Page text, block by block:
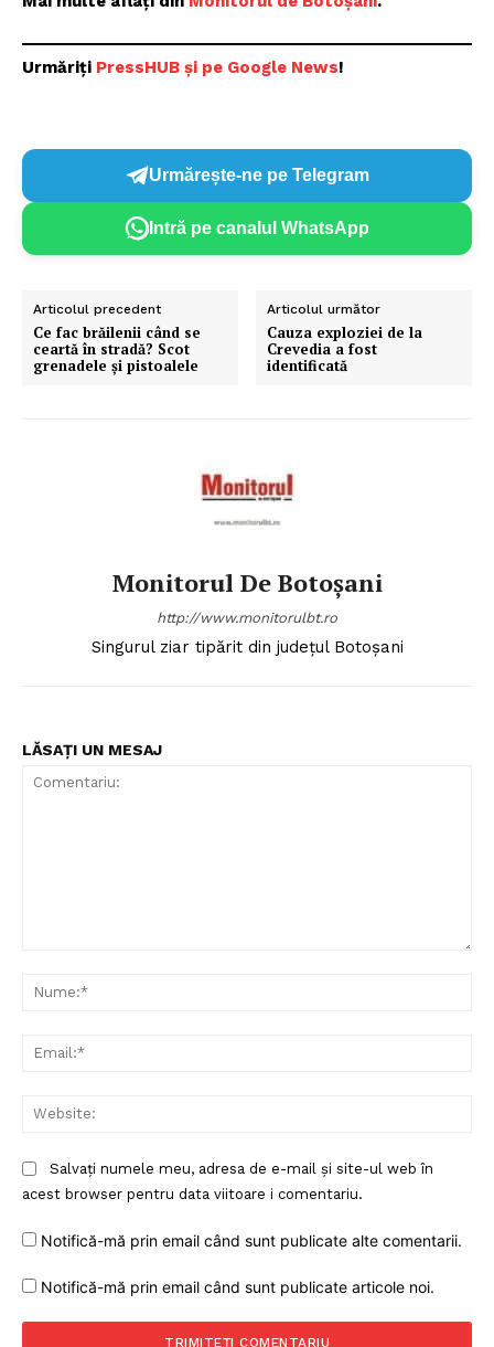
Urmăriți PressHUB și pe Google News!
Urmărește-ne pe Telegram
Intră pe canalul WhatsApp
Articolul precedent
Ce fac brăilenii când se
ceartă în stradă? Scot
grenadele și pistoalele
Articolul următor
Cauza exploziei de la
Crevedia a fost
identificată
Monitorul De Botoșani
http://www.monitorulbt.ro
Singurul ziar tipărit din județul Botoșani
LĂSAȚI UN MESAJ
Salvați numele meu, adresa de e-mail și site-ul web în
acest browser pentru data viitoare i comentariu.
Notifică-mă prin email când sunt publicate alte comentarii.
Notifică-mă prin email când sunt publicate articole noi.